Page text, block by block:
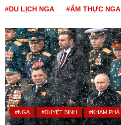
#DU LỊCH NGA #ẨM THỰC NGA
#NGA #DUYỆT BINH #KHÁM PHÁ